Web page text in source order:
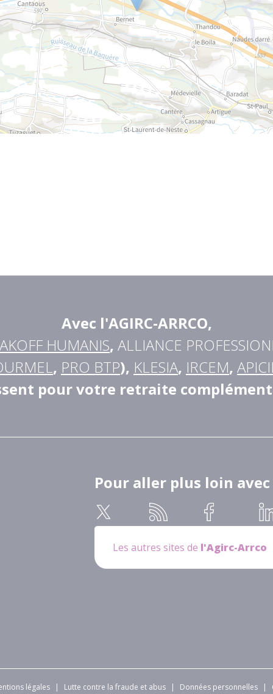
Avec l'AGIRC-ARRCO,
HUMANIS, ALLIANCE
, PRO BTP), KLESIA, IRCEM,
pour votre retraite
Pour aller plus loin avec
Les autres sites de l'Agirc-Arrco
légales | Lutte contre la fraude et abus | Données personnelles |